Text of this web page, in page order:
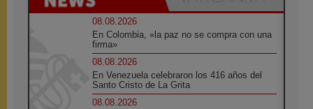
08.08.2026
En Colombia, «la paz no se compra con una
firma»
08.08.2026
En Venezuela celebraron los 416 años del
Santo Cristo de La Grita
08.08.2026